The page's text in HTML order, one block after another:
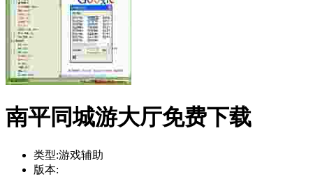
南平同城游大厅免费下载
类型:游戏辅助
版本: